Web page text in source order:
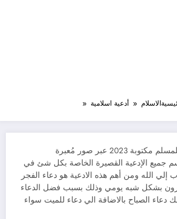
الاسلام أدعية اسلامية
أدعية يومية قصيرة للمسلم مكتوبة 2023 عبر صور مُعبرة
جميع الإدعية القصيرة الخاصة بكل شئ في
إلي الله ومن أهم هذه الادعية هو دعاء الفجر
بشكل شبه يومي وذلك بسبب فضل الدعاء
دعاء الصباح بالاضافة الي دعاء للميت سواء